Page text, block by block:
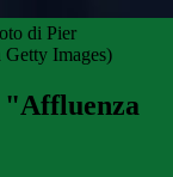
di Pier
Images)
"Affluenza